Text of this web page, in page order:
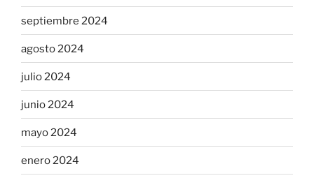
septiembre 2024
agosto 2024
julio 2024
junio 2024
mayo 2024
enero 2024